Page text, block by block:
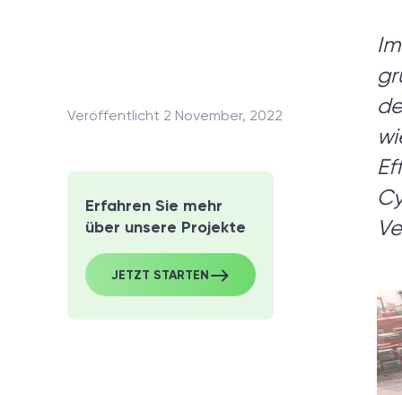
Veröffentlicht 2 November, 2022
Erfahren Sie mehr
über unsere Projekte
JETZT STARTEN
In